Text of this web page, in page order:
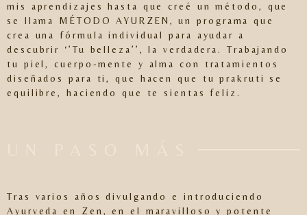
mis aprendizajes hasta que creé un método, que
se llama MÉTODO AYURZEN, un programa que
crea una fórmula individual para ayudar a
descubrir ‘’Tu belleza’’, la verdadera. Trabajando
tu piel, cuerpo-mente y alma con tratamientos
diseñados para ti, que hacen que tu prakruti se
equilibre, haciendo que te sientas feliz.
Tras varios años divulgando e introduciendo
Ayurveda en Zen, en el maravilloso y potente